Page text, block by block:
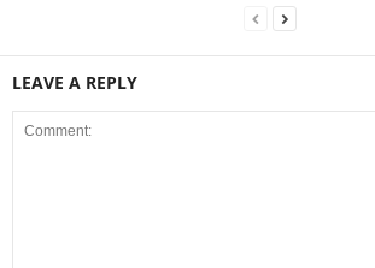
LEAVE A REPLY